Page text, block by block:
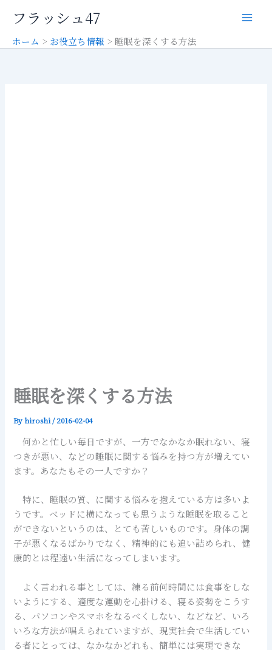
ス
フラッシュ47
ホーム お役立ち情報 睡眠を深くする方法
睡眠を深くする方法
By hiroshi /2016-02-04
何かと忙しい毎日ですが、一方でなかなか眠れない、寝
つきが悪い、などの睡眠に関する悩みを持つ方が増えてい
ます。あなたもその一人ですか？
特に、睡眠の質、に関する悩みを抱えている方は多いよ
うです。ベッドに横になっても思うような睡眠を取ること
ができないというのは、とても苦しいものです。身体の調
子が悪くなるばかりでなく、精神的にも追い詰められ、健
康的とは程遠い生活になってしまいます。
よく言われる事としては、練る前何時間には食事をしな
いようにする、適度な運動を心掛ける、寝る姿勢をこうす
る、パソコンやスマホをなるべくしない、などなど、いろ
いろな方法が唱えられていますが、現実社会で生活してい
る者にとっては、なかなかどれも、簡単には実現できな